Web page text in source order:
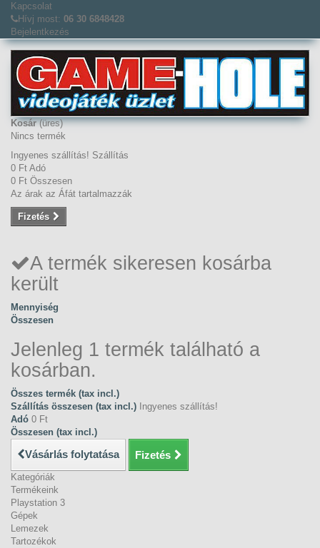
Kapcsolat
Hívj most: 06 30 6848428
Bejelentkezés
Kosár (üres)
Nincs termék
Ingyenes szállítás! Szállítás
0 Ft‎ Adó
0 Ft‎ Összesen
Az árak az Áfát tartalmazzák
Fizetés
A termék sikeresen kosárba
került
Mennyiség
Összesen
Jelenleg 1 termék található a
kosárban.
Összes termék (tax incl.)
Szállítás összesen (tax incl.) Ingyenes szállítás!
Adó 0 Ft‎
Összesen (tax incl.)
Vásárlás folytatása Fizetés
Kategóriák
Termékeink
Playstation 3
Gépek
Lemezek
Tartozékok